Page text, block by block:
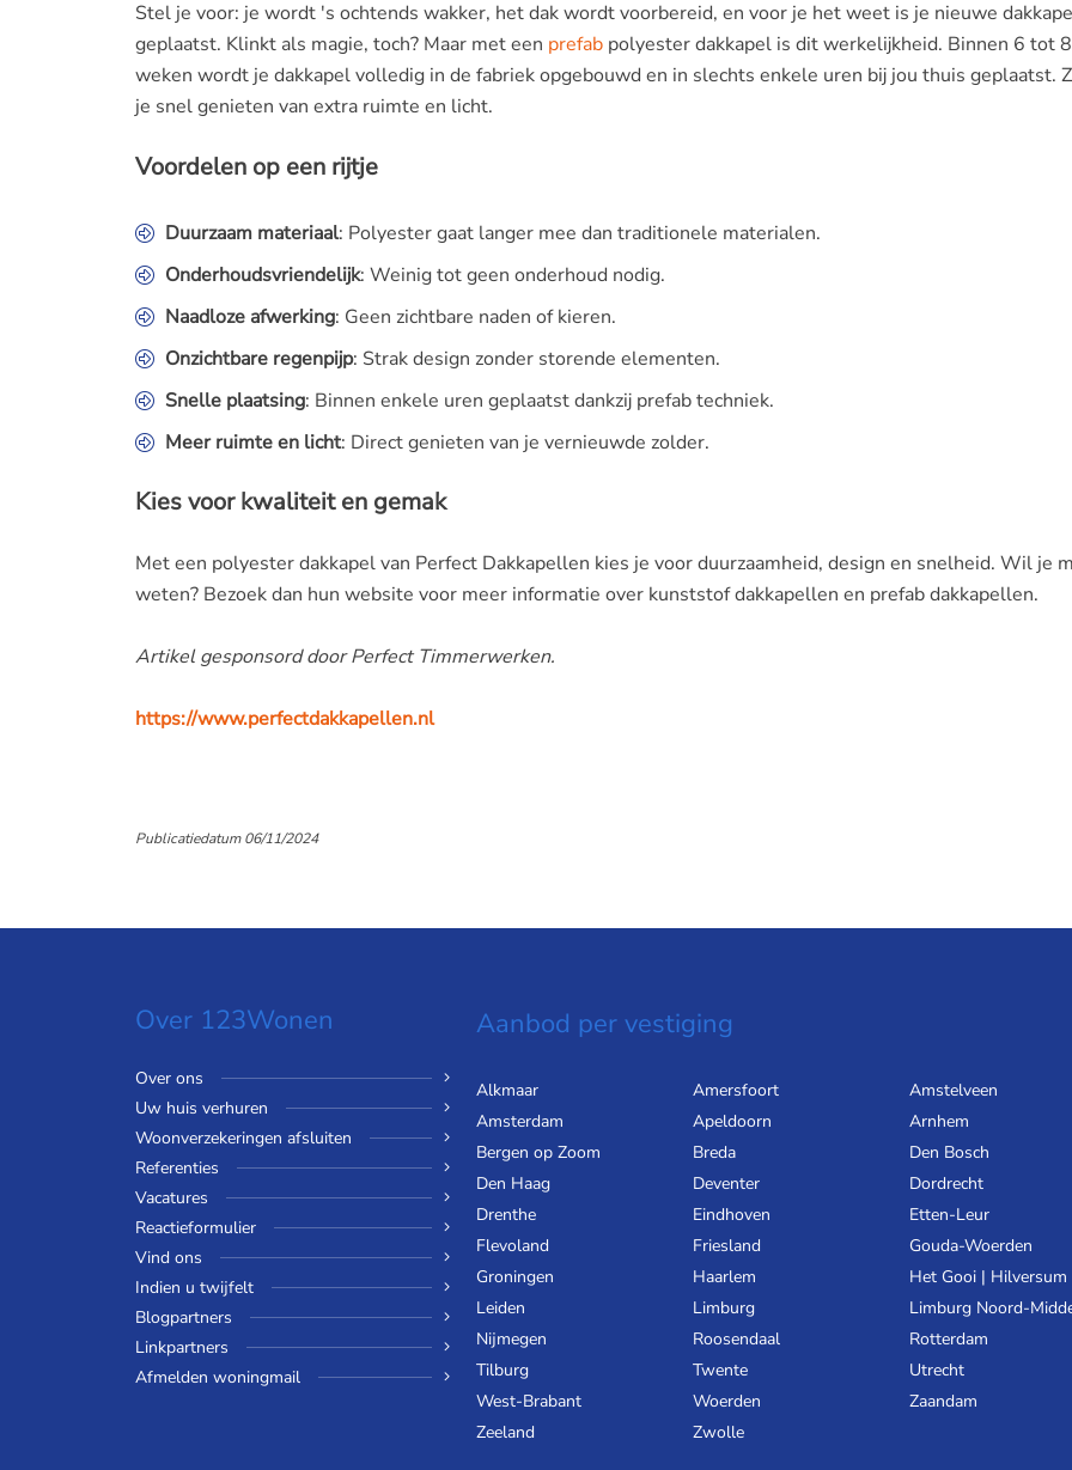
Stel je voor: je wordt 's ochtends wakker, het dak wordt voorbereid, en voor je het weet is je nieuwe
geplaatst. Klinkt als magie, toch? Maar met een prefabpolyester dakkapel is dit werkelijkheid. Binnen 6 tot 8
weken wordt je dakkapel volledig in de fabriek opgebouwd en in slechts enkele uren bij jou thuis geplaatst.
je snel genieten van extra ruimte en licht.
Voordelen op een rijtje
Duurzaam materiaal: Polyester gaat langer mee dan traditionele materialen.
Onderhoudsvriendelijk: Weinig tot geen onderhoud nodig.
Naadloze afwerking: Geen zichtbare naden of kieren.
Onzichtbare regenpijp: Strak design zonder storende elementen.
Snelle plaatsing: Binnen enkele uren geplaatst dankzij prefab techniek.
Meer ruimte en licht: Direct genieten van je vernieuwde zolder.
Kies voor kwaliteit en gemak
Met een polyester dakkapel van Perfect Dakkapellen kies je voor duurzaamheid, design en snelheid. Wil je
weten? Bezoek dan hun website voor meer informatie over kunststof dakkapellen en prefab dakkapellen.
Artikel gesponsord door Perfect Timmerwerken.
https://www.perfectdakkapellen.nl
Publicatiedatum 06/11/2024
Over 123Wonen
Over ons
Uw huis verhuren
Woonverzekeringen afsluiten
Referenties
Vacatures
Reactieformulier
Vind ons
Indien u twijfelt
Blogpartners
Linkpartners
Afmelden woningmail
Aanbod per vestiging
Alkmaar Amersfoort
Amstelveen
Amsterdam
Apeldoorn
Arnhem
Bergen op Zoom
Breda
Den Bosch
Den Haag
Deventer
Dordrecht
Drenthe
Eindhoven
Etten-Leur
Flevoland
Friesland
Gouda-Woerden
Groningen
Haarlem
Het Gooi | Hilversum
Leiden
Limburg
Limburg Noord-
Nijmegen
Roosendaal
Rotterdam
Tilburg
Twente
Utrecht
West-Brabant
Woerden
Zaandam
Zeeland
Zwolle